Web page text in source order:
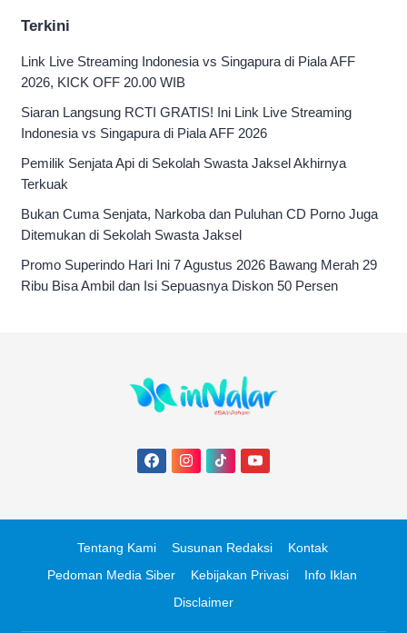
Terkini
Link Live Streaming Indonesia vs Singapura di Piala AFF
2026, KICK OFF 20.00 WIB
Siaran Langsung RCTI GRATIS! Ini Link Live Streaming
Indonesia vs Singapura di Piala AFF 2026
Pemilik Senjata Api di Sekolah Swasta Jaksel Akhirnya
Terkuak
Bukan Cuma Senjata, Narkoba dan Puluhan CD Porno Juga
Ditemukan di Sekolah Swasta Jaksel
Promo Superindo Hari Ini 7 Agustus 2026 Bawang Merah 29
Ribu Bisa Ambil dan Isi Sepuasnya Diskon 50 Persen
Tentang Kami Susunan Redaksi
Kontak
Pedoman Media Siber
Kebijakan Privasi
Info Iklan
Disclaimer